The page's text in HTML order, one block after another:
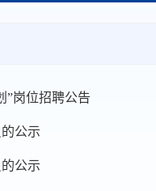
”岗位招聘公告
公示
公示